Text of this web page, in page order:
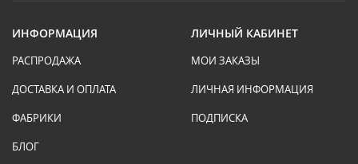
ИНФОРМАЦИЯ
РАСПРОДАЖА
ДОСТАВКА И ОПЛАТА
ФАБРИКИ
БЛОГ
ЛИЧНЫЙ КАБИНЕТ
МОИ ЗАКАЗЫ
ЛИЧНАЯ ИНФОРМАЦИЯ
ПОДПИСКА